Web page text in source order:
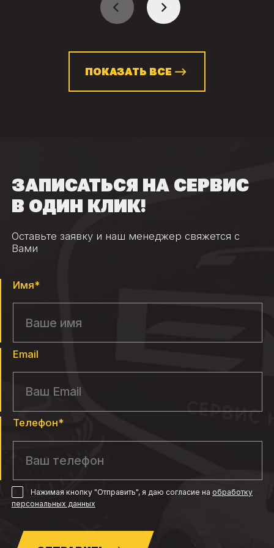
ПОКАЗАТЬ ВСЕ
ЗАПИСАТЬСЯ НА СЕРВИС
В ОДИН КЛИК!
Оставьте заявку и наш менеджер свяжется с
Вами
Имя*
Email
Телефон*
Нажимая кнопку "Отправить", я даю согласиена обработку
персональных данных